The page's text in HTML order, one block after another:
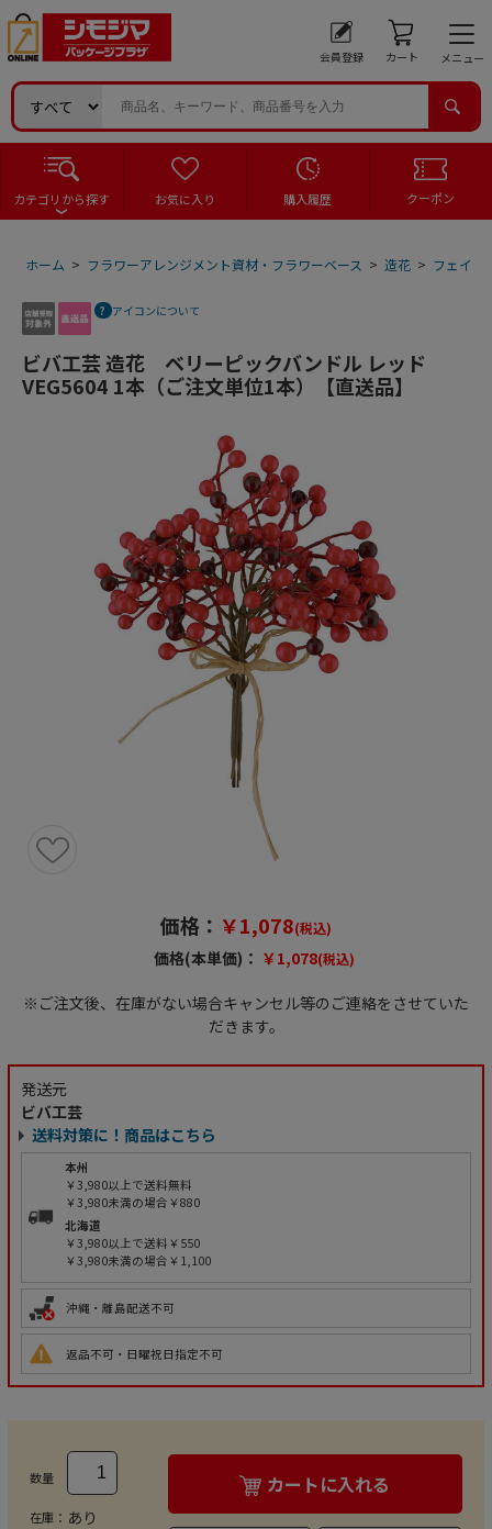
会員登録 カート メニュー
カテゴリから探す お気に入り 購入履歴 クーポン
ホーム > フラワーアレンジメント資材・フラワーベース > 造花 > フェイク
アイコンについて
ビバ工芸 造花 ベリーピックバンドル レッド
VEG5604 1本（ご注文単位1本）【直送品】
価格： ￥1,078(税込)
価格(本単価)： ￥1,078(税込)
※ご注文後、在庫がない場合キャンセル等のご連絡をさせていた
だきます。
発送元
ビバ工芸
送料対策に！商品はこちら
本州
￥3,980以上で送料無料
￥3,980未満の場合￥880
北海道
￥3,980以上で送料￥550
￥3,980未満の場合￥1,100
沖縄・離島配送不可
返品不可・日曜祝日指定不可
数量
在庫： あり
カートに入れる